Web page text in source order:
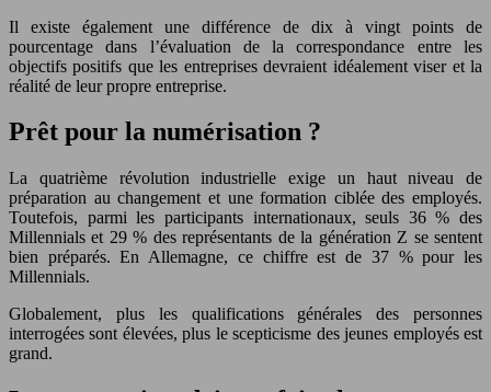
Il existe également une différence de dix à vingt points de
pourcentage dans l’évaluation de la correspondance entre les
objectifs positifs que les entreprises devraient idéalement viser et la
réalité de leur propre entreprise.
Prêt pour la numérisation ?
La quatrième révolution industrielle exige un haut niveau de
préparation au changement et une formation ciblée des employés.
Toutefois, parmi les participants internationaux, seuls 36 % des
Millennials et 29 % des représentants de la génération Z se sentent
bien préparés. En Allemagne, ce chiffre est de 37 % pour les
Millennials.
Globalement, plus les qualifications générales des personnes
interrogées sont élevées, plus le scepticisme des jeunes employés est
grand.